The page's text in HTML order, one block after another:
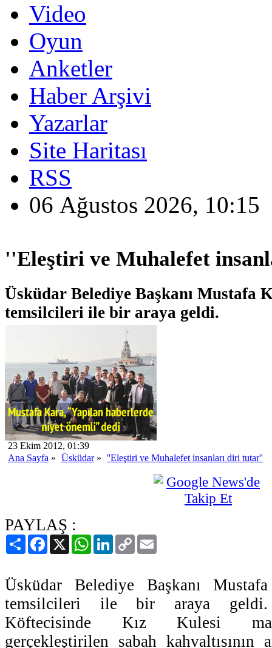
Video
Oyun
Anketler
Haber Arşivi
Yazarlar
Site Haritası
RSS
06 Ağustos 2026, 10:15
''Eleştiri ve Muhalefet
Üsküdar Belediye Başkanı Mustafa
temsilcileri ile bir araya geldi.
23 Ekim 2012, 01:39
Ana Sayfa » Üsküdar» ''Eleştiri ve Muhalefet insanları diri tutar''
PAYLAŞ :
PaylaşFacebook
X WhatsAppLinkedIn
Copy
Link
Üsküdar Belediye Başkanı
temsilcileri ile bir araya
Köftecisinde Kız Kulesi
gerçekleştirilen sabah kahvaltısının